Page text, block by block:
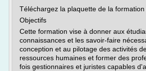
Téléchargez la plaquette de la formation
Objectifs
Cette formation vise à donner aux
connaissances et les savoir-faire
conception et au pilotage des activités
ressources humaines et former des
fois gestionnaires et juristes capables